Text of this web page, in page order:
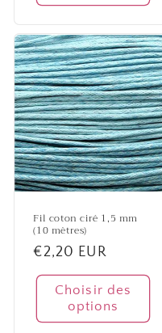
Fil coton ciré 1,5 mm
(10 mètres)
Prix
habituel
€2,20 EUR
Choisir des
options